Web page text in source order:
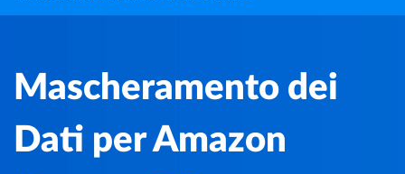
Mascheramento dei
Dati per Amazon